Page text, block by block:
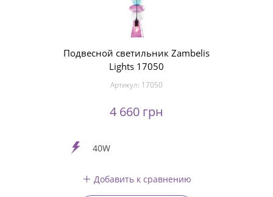
Подвесной светильник Zambelis
Lights 17050
Артикул: 17050
4 660 грн
40W
Добавить к сравнению